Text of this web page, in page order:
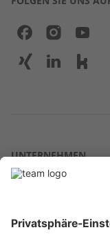
UNTERNEHMEN
Über uns
Karriere